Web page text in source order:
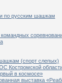
по русским шашкам
командных
(спорт слепых)
Костромской
в космосе»
выставка